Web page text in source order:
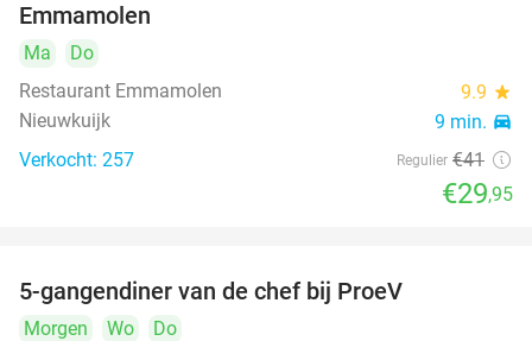
Emmamolen
Ma
Do
Restaurant Emmamolen
9.9 star
Nieuwkuijk 9 min. directions_car
Verkocht: 257 Regulier €41
€29,95
5-gangendiner van de chef bij ProeV
Morgen Wo
Do